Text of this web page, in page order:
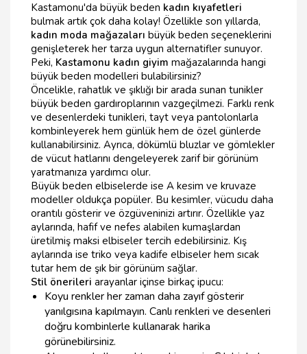
Kastamonu'da büyük beden kadın kıyafetleri
bulmak artık çok daha kolay! Özellikle son yıllarda,
kadın moda mağazaları büyük beden seçeneklerini
genişleterek her tarza uygun alternatifler sunuyor.
Peki, Kastamonu kadın giyim mağazalarında hangi
büyük beden modelleri bulabilirsiniz?
Öncelikle, rahatlık ve şıklığı bir arada sunan tunikler
büyük beden gardıroplarının vazgeçilmezi. Farklı renk
ve desenlerdeki tunikleri, tayt veya pantolonlarla
kombinleyerek hem günlük hem de özel günlerde
kullanabilirsiniz. Ayrıca, dökümlü bluzlar ve gömlekler
de vücut hatlarını dengeleyerek zarif bir görünüm
yaratmanıza yardımcı olur.
Büyük beden elbiselerde ise A kesim ve kruvaze
modeller oldukça popüler. Bu kesimler, vücudu daha
orantılı gösterir ve özgüveninizi artırır. Özellikle yaz
aylarında, hafif ve nefes alabilen kumaşlardan
üretilmiş maksi elbiseler tercih edebilirsiniz. Kış
aylarında ise triko veya kadife elbiseler hem sıcak
tutar hem de şık bir görünüm sağlar.
Stil önerileri arayanlar içinse birkaç ipucu:
Koyu renkler her zaman daha zayıf gösterir
yanılgısına kapılmayın. Canlı renkleri ve desenleri
doğru kombinlerle kullanarak harika
görünebilirsiniz.